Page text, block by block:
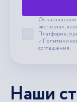
Принять
Оставляя
эксперта», я
Платформе,
и Политики
соглашения.
Наши